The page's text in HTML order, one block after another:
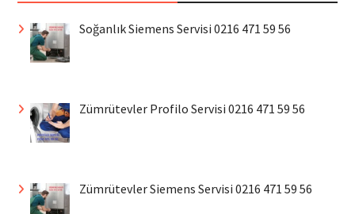
Soğanlık Siemens Servisi 0216 471 59 56
Zümrütevler Profilo Servisi 0216 471 59 56
Zümrütevler Siemens Servisi 0216 471 59 56